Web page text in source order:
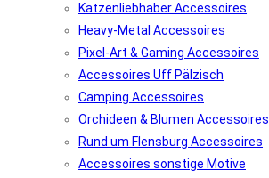
Katzenliebhaber Accessoires
Heavy-Metal Accessoires
Pixel-Art & Gaming Accessoires
Accessoires Uff Pälzisch
Camping Accessoires
Orchideen & Blumen Accessoires
Rund um Flensburg Accessoires
Accessoires sonstige Motive